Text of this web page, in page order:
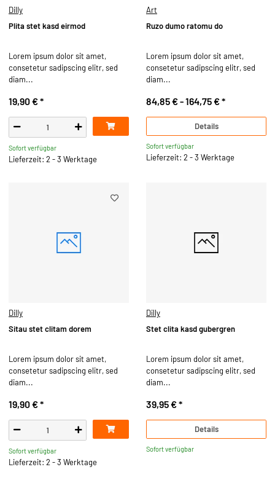
Dilly
Plita stet kasd eirmod
Lorem ipsum dolor sit amet,
consetetur sadipscing elitr, sed
diam...
19,90 €*
Sofort verfügbar
Lieferzeit: 2 - 3 Werktage
Art
Ruzo dumo ratomu do
Lorem ipsum dolor sit amet,
consetetur sadipscing elitr, sed
diam...
84,85 € -164,75 €*
Details
Sofort verfügbar
Lieferzeit: 2 - 3 Werktage
Dilly
Sitau stet clitam dorem
Lorem ipsum dolor sit amet,
consetetur sadipscing elitr, sed
diam...
19,90 €*
Sofort verfügbar
Lieferzeit: 2 - 3 Werktage
Dilly
Stet clita kasd gubergren
Lorem ipsum dolor sit amet,
consetetur sadipscing elitr, sed
diam...
39,95 €*
Details
Sofort verfügbar